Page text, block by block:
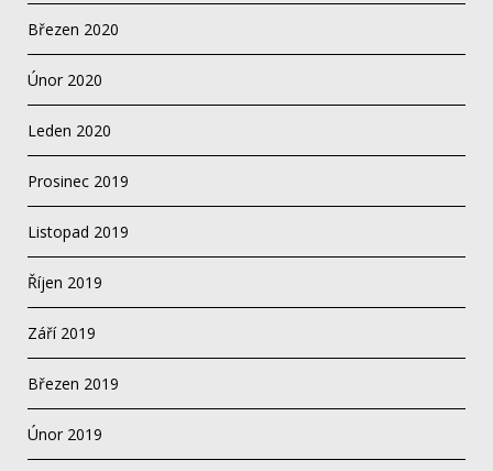
Březen 2020
Únor 2020
Leden 2020
Prosinec 2019
Listopad 2019
Říjen 2019
Září 2019
Březen 2019
Únor 2019